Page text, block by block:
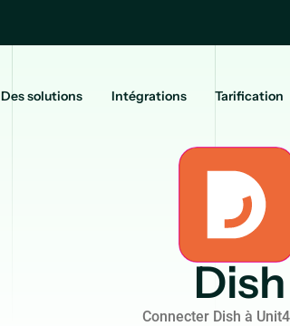
Des solutions Intégrations Tarification
Connecter Dish à